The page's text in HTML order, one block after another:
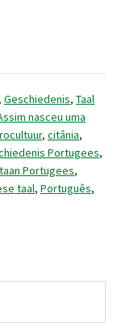
, Geschiedenis, Taal
nasceu uma
, citânia,
Portugees,
Portugees,
taal, Português,